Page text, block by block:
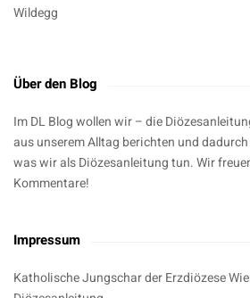
Wildegg
Über den Blog
Im DL Blog wollen wir – die
aus unserem Alltag berichten und
was wir als Diözesanleitung tun. Wir
Kommentare!
Impressum
Katholische Jungschar der Erzdiözese